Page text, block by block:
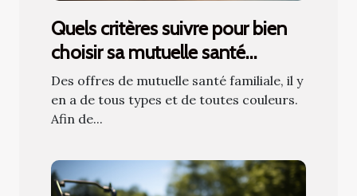
Quels critères suivre pour bien
choisir sa mutuelle santé
familiale ?
Des offres de mutuelle santé familiale, il y
en a de tous types et de toutes couleurs.
Afin de...